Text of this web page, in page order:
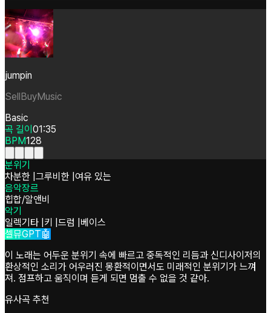
jumpin
SellBuyMusic
Basic
곡 길이 01:35
BPM128
분위기
차분한 그루비한 여유 있는
음악장르
힙합/알앤비
악기
일렉기타 키 드럼
베이스
셀뮤GPT🤖
이 노래는 어두운 분위기 속에 빠르고 중독적인 리듬과 신디사이저의
환상적인 소리가 어우러진 몽환적이면서도 미래적인 분위기가 느껴
져. 점프하고 움직이며 듣게 되면 멈출 수 없을 것 같아.
유사곡 추천